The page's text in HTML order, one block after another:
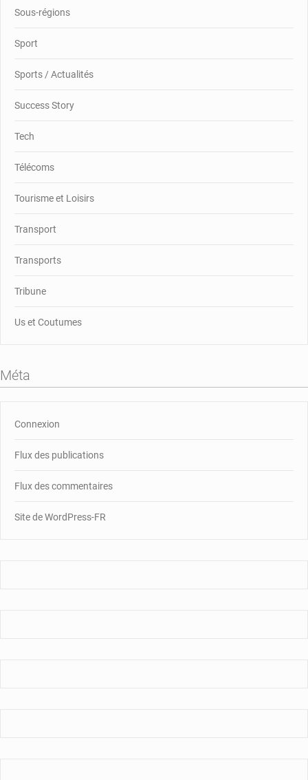
Sous-régions
Sport
Sports / Actualités
Success Story
Tech
Télécoms
Tourisme et Loisirs
Transport
Transports
Tribune
Us et Coutumes
Méta
Connexion
Flux des publications
Flux des commentaires
Site de WordPress-FR